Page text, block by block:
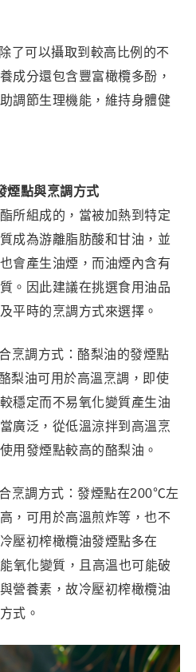
了可以攝取到較高比例的不
成分還包含豐富橄欖多酚，
調節生理機能，維持身體健
煙點與烹調方式
所組成的，當被加熱到特定
成為游離脂肪酸和甘油，並
會產生油煙，而油煙內含有
。因此建議在挑選食用油品
平時的烹調方式來選擇。
烹調方式：酪梨油的發煙點
梨油可用於高溫烹調，即使
穩定而不易氧化變質產生油
廣泛，從低溫涼拌到高溫烹
用發煙點較高的酪梨油。
烹調方式：發煙點在200℃左
，可用於高溫煎炸等，也不
壓初榨橄欖油發煙點多在
氧化變質，且高溫也可能破
營養素，故冷壓初榨橄欖油
式。